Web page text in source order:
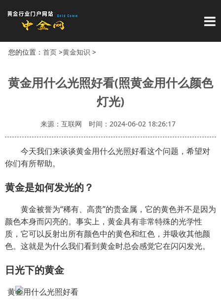
导
您的位置： 首页>黄金知识 >
黄金用什么光照好看(照黄金用什么颜色
灯光)
来源：互联网 时间：2024-06-02 18:26:17
今天我们来谈谈黄金用什么光照好看这个问题，希望对
你们有所帮助。
黄金是如何发光的？
黄金被誉为“稀有、高贵”的贵金属，它的黄色并不是因为
颜色本身而闪亮的。事实上，黄金具有非常特殊的光学性
质，它可以反射出所有颜色中的黄色和红色，并吸收其他颜
色。这就是为什么我们看到黄金时总会感觉它在闪闪发光。
日光下的黄金